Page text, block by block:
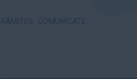
COMUNÍCATE